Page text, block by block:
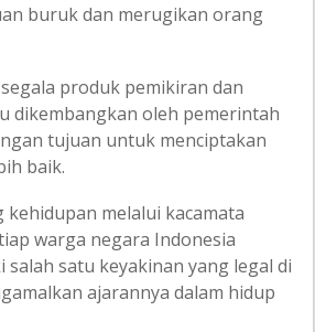
buruk dan merugikan orang
produk pemikiran dan
dikembangkan oleh pemerintah
tujuan untuk menciptakan
baik.
kehidupan melalui kacamata
warga negara Indonesia
salah satu keyakinan yang legal di
ajarannya dalam hidup